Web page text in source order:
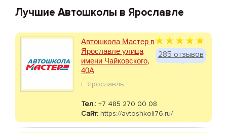
Лучшие Автошколы в Ярославле
285 отзывов
Автошкола Мастер в
Ярославле улица
имени Чайковского,
40А
г. Ярославль
Тел.: +7 485 270 00 08
Сайт: https://avtoshkoli76.ru/